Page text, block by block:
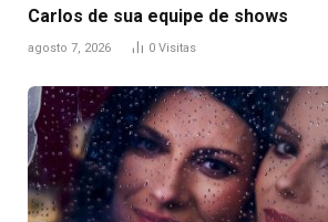
Carlos de sua equipe de shows
agosto 7, 2026 0 Visitas